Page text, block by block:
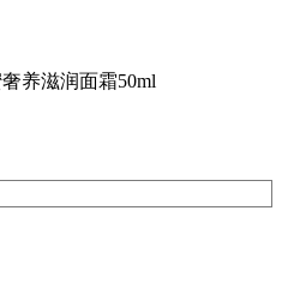
养滋润面霜50ml